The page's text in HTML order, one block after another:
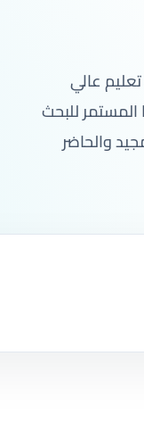
عالي
المستمر للبحث
والحاضر